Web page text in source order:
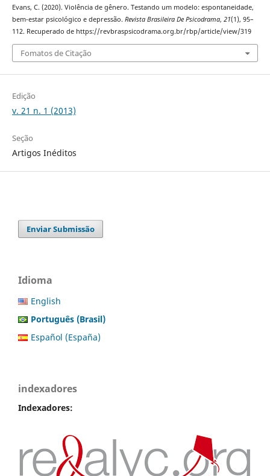
Evans, C. (2020). Violência de gênero. Testando um modelo: espontaneidade,
bem-estar psicológico e depressão. Revista Brasileira De Psicodrama, 21(1), 95–
112. Recuperado de https://revbraspsicodrama.org.br/rbp/article/view/319
Fomatos de Citação
Edição
v. 21 n. 1 (2013)
Seção
Artigos Inéditos
Enviar Submissão
Idioma
English
Português (Brasil)
Español (España)
indexadores
Indexadores: